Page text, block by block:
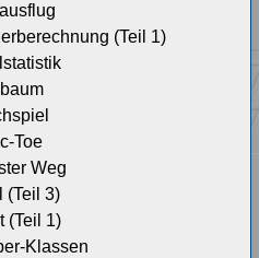
(Teil 1)
Toe
Weg
(Teil 3)
(Teil 1)
Klassen